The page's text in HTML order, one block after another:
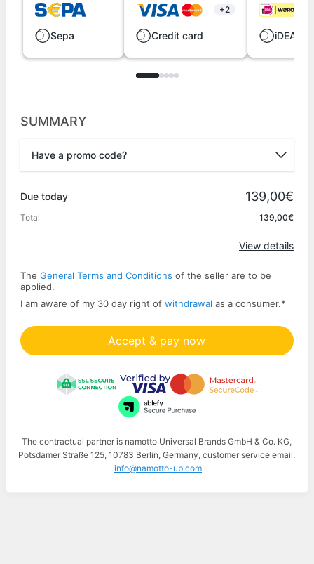
Sepa
+2
Credit card iDEAL |
SUMMARY
Have a promo code?
Due today 139,00€
Total 139,00€
View details
The General Terms and Conditions of the seller are to be
applied.
I am aware of my 30 day right of withdrawal as a consumer.*
Accept & pay now
The contractual partner is namotto Universal Brands GmbH & Co. KG,
Potsdamer Straße 125, 10783 Berlin, Germany, customer service email:
info@namotto-ub.com